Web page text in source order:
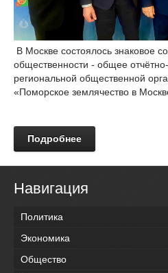
В Москве состоялось знаковое
общественности - общее
региональной общественной
«Поморское землячество в
Подробнее
Навигация
Политика
Экономика
Общество